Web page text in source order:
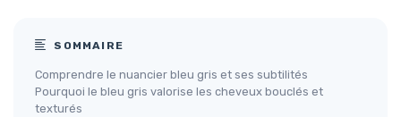
SOMMAIRE
Comprendre le nuancier bleu gris et ses subtilités
Pourquoi le bleu gris valorise les cheveux bouclés et
texturés